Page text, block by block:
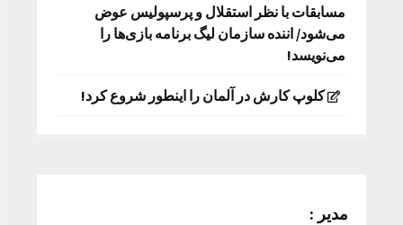
مسابقات با نظر استقلال و پرسپولیس عوض
می‌شود/ اننده سازمان لیگ برنامه بازی‌ها را
می‌نویسد!
کلوپ کارش در آلمان را اینطور شروع کرد!
مدیر :